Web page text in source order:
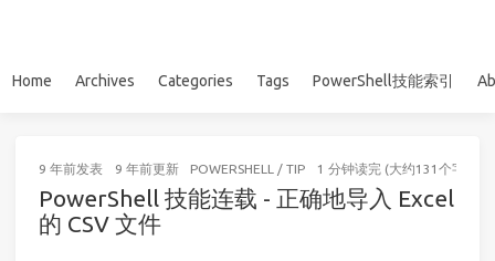
Home Archives Categories Tags PowerShell技能索引
9 年前发表 9 年前更新 POWERSHELL / TIP 1 分钟读完 (大约131个字)
PowerShell 技能连载 - 正确地导入 Excel
的 CSV 文件